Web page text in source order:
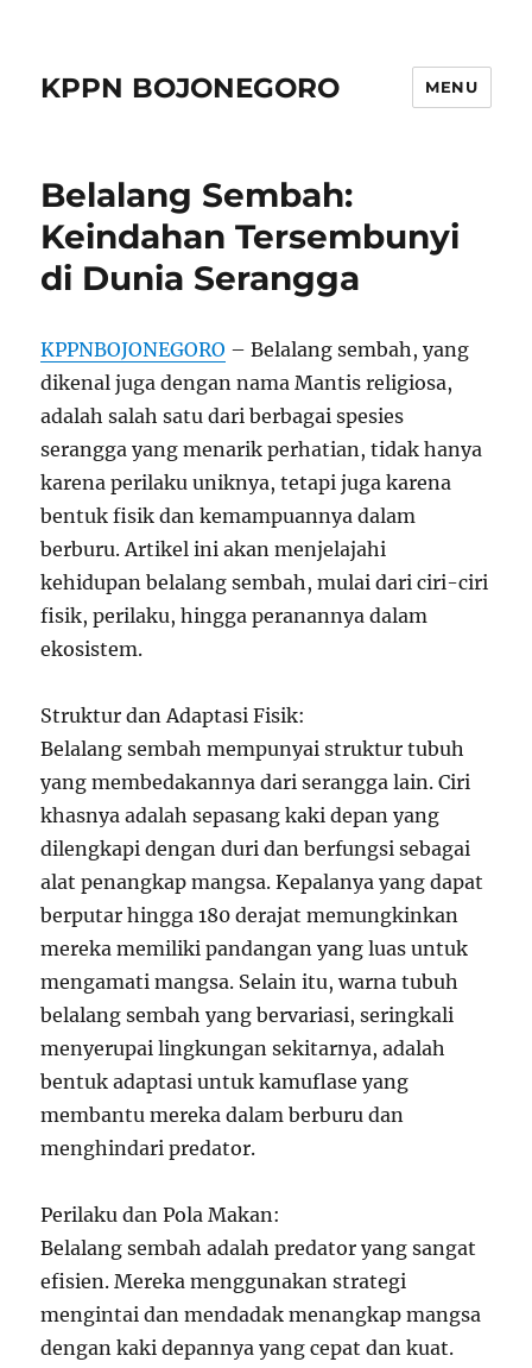
KPPN BOJONEGORO MENU
Belalang Sembah:
Keindahan Tersembunyi
di Dunia Serangga
KPPNBOJONEGORO – Belalang sembah, yang
dikenal juga dengan nama Mantis religiosa,
adalah salah satu dari berbagai spesies
serangga yang menarik perhatian, tidak hanya
karena perilaku uniknya, tetapi juga karena
bentuk fisik dan kemampuannya dalam
berburu. Artikel ini akan menjelajahi
kehidupan belalang sembah, mulai dari ciri-ciri
fisik, perilaku, hingga peranannya dalam
ekosistem.
Struktur dan Adaptasi Fisik:
Belalang sembah mempunyai struktur tubuh
yang membedakannya dari serangga lain. Ciri
khasnya adalah sepasang kaki depan yang
dilengkapi dengan duri dan berfungsi sebagai
alat penangkap mangsa. Kepalanya yang dapat
berputar hingga 180 derajat memungkinkan
mereka memiliki pandangan yang luas untuk
mengamati mangsa. Selain itu, warna tubuh
belalang sembah yang bervariasi, seringkali
menyerupai lingkungan sekitarnya, adalah
bentuk adaptasi untuk kamuflase yang
membantu mereka dalam berburu dan
menghindari predator.
Perilaku dan Pola Makan:
Belalang sembah adalah predator yang sangat
efisien. Mereka menggunakan strategi
mengintai dan mendadak menangkap mangsa
dengan kaki depannya yang cepat dan kuat.